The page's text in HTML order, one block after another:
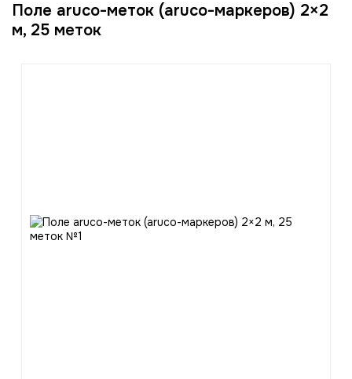
Поле aruco-меток (aruco-маркеров) 2×2
м, 25 меток